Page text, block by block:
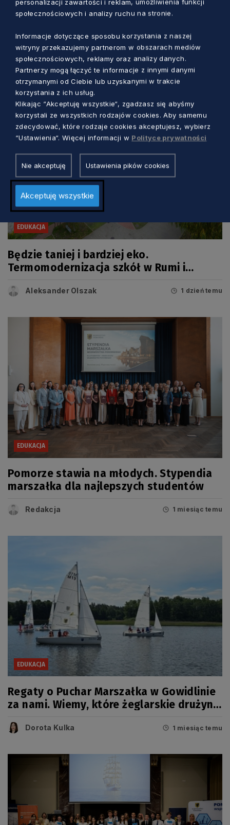
Zobacz również
EDUKACJA
Będzie taniej i bardziej eko.
Termomodernizacja szkół w Rumi i
Aleksander Olszak 1 dzień temu
EDUKACJA
Pomorze stawia na młodych. Stypendia
marszałka dla najlepszych studentów
Redakcja 1 miesiąc temu
EDUKACJA
Regaty o Puchar Marszałka w Gowidlinie
za nami. Wiemy, które żeglarskie drużyny
Dorota Kulka 1 miesiąc temu
społecznościowych i analizy ruchu na stronie.
Informacje dotyczące sposobu korzystania z naszej
witryny przekazujemy partnerom w obszarach mediów
społecznościowych, reklamy oraz analizy danych.
Partnerzy mogą łączyć te informacje z innymi danymi
otrzymanymi od Ciebie lub uzyskanymi w trakcie
korzystania z ich usług.
Klikając “Akceptuję wszystkie“, zgadzasz się abyśmy
korzystali ze wszystkich rodzajów cookies. Aby samemu
zdecydować, które rodzaje cookies akceptujesz, wybierz
“Ustawienia“. Więcej informacji w Polityce prywatności
Nie akceptuję Ustawienia pików cookies
Akceptuję wszystkie